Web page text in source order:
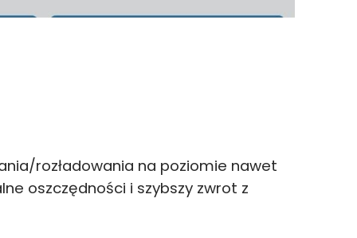
rozładowania na poziomie nawet
oszczędności i szybszy zwrot z